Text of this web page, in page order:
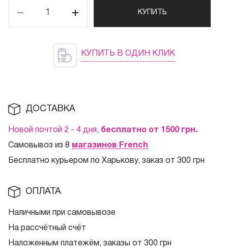
КУПИТЬ
КУПИТЬ В ОДИН КЛИК
ДОСТАВКА
Новой почтой 2 - 4 дня, бесплатно от 1500 грн.
Самовывоз из 8 магазинов French
Бесплатно курьером по Харькову, заказ от 300 грн
ОПЛАТА
Наличными при самовывозе
На рассчётный счёт
Наложенным платежём, заказы от 300 грн